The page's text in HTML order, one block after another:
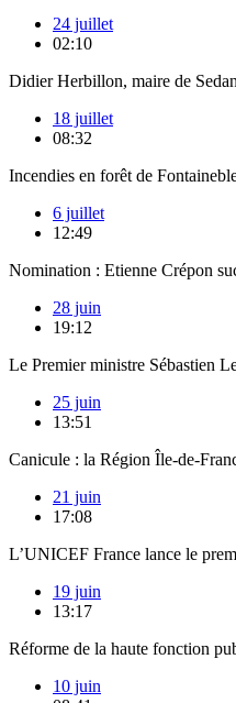
24 juillet
02:10
Didier Herbillon, maire de
18 juillet
08:32
Incendies en forêt de
6 juillet
12:49
Nomination : Etienne Crépon
28 juin
19:12
Le Premier ministre Sébastien
25 juin
13:51
Canicule : la Région Île-de-
21 juin
17:08
L’UNICEF France lance le
19 juin
13:17
Réforme de la haute fonction
10 juin